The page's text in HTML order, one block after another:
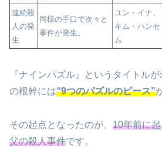
連続殺
人の発
生
同様の手口で次々と
事件が発生。
ユン・イナ、
キム・ハンセ
ム
『ナインパズル』というタイトル
の根幹には“9つのパズルのピース”
その起点となったのが、 10年前に
父の殺人事件です。